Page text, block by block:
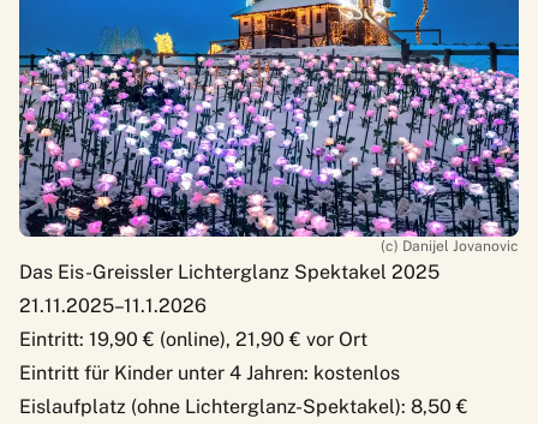
(c) Danijel Jovanovic
Das Eis-Greissler Lichterglanz Spektakel 2025
21.11.2025–11.1.2026
Eintritt: 19,90 € (online), 21,90 € vor Ort
Eintritt für Kinder unter 4 Jahren: kostenlos
Eislaufplatz (ohne Lichterglanz-Spektakel): 8,50 €